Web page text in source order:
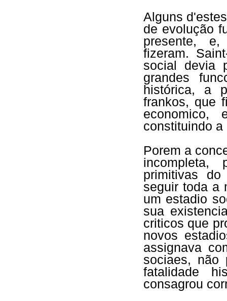
Alguns
de evolução
presente,
fizeram.
social devia
grandes
histórica, a
frankos, que
economico,
constituindo
Porem a
incompleta,
primitivas do
seguir toda a
um estadio
sua
criticos que
novos
assignava
sociaes, não
fatalidade
consagrou